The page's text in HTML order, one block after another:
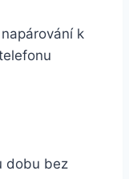
k
dobu bez